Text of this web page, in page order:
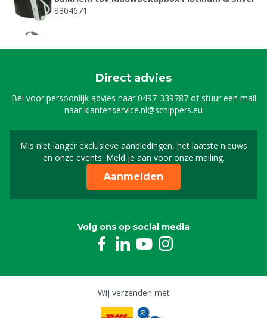
8804671
Gasveer deur tbv Klauwbekapbox Platinum &
Silver
8804673
8804674
8804675
Silver, p/2
8804678
Touw achterpoot 10 mm, 10 m
Direct advies
Bel voor persoonlijk advies naar0497-339787of stuur een mail
naarklantenservice.nl@schippers.eu
Mis niet langer exclusieve aanbiedingen, het laatste nieuws
en onze events. Meld je aan voor onze mailing.
Schrijf je in voor onze
Aanmelden
Volg ons op social media
Wij verzenden met